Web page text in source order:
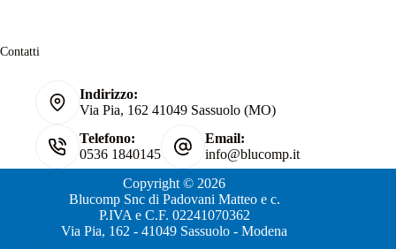
Contatti
Indirizzo:
Via Pia, 162 41049 Sassuolo (MO)
Telefono:
0536 1840145
Email:
info@blucomp.it
Copyright © 2026
Blucomp Snc di Padovani Matteo e c.
P.IVA e C.F. 02241070362
Via Pia, 162 - 41049 Sassuolo - Modena